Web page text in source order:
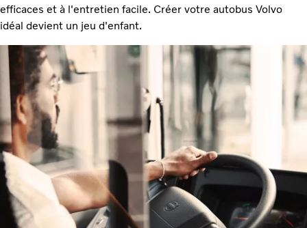
efficaces et à l'entretien facile. Créer votre autobus Volvo
idéal devient un jeu d'enfant.